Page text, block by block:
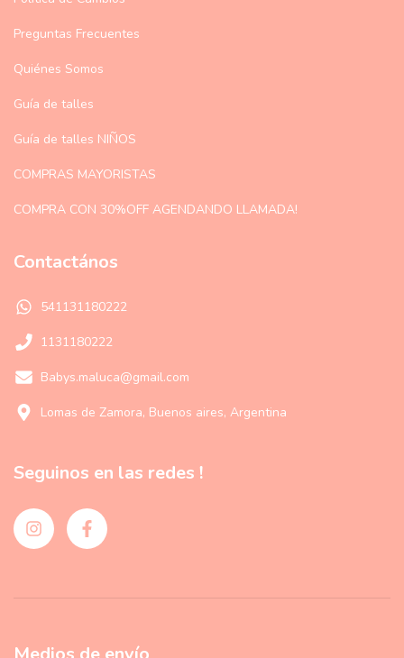
Preguntas Frecuentes
Quiénes Somos
Guía de talles
Guía de talles NIÑOS
COMPRAS MAYORISTAS
COMPRA CON 30%OFF AGENDANDO LLAMADA!
Contactános
541131180222
1131180222
Babys.maluca@gmail.com
Lomas de Zamora, Buenos aires, Argentina
Seguinos en las redes !